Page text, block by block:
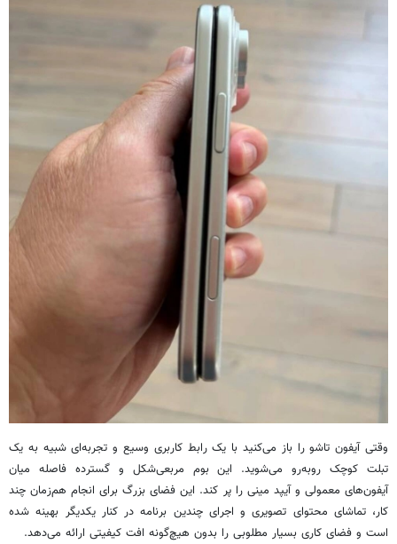
وقتی آیفون تاشو را باز می‌کنید با یک رابط کاربری وسیع و تجربه‌ای شبیه به یک
تبلت کوچک روبه‌رو می‌شوید. این بوم مربعی‌شکل و گسترده فاصله میان
آیفون‌های معمولی و آیپد مینی را پر کند. این فضای بزرگ برای انجام هم‌زمان چند
کار، تماشای محتوای تصویری و اجرای چندین برنامه در کنار یکدیگر بهینه شده
است و فضای کاری بسیار مطلوبی را بدون هیچ‌گونه افت کیفیتی ارائه می‌دهد.